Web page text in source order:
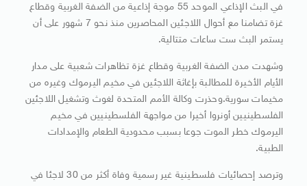
في البث الإذاعي الموحد 55 موجة إذاعية من الضفة الغربية وقطاع
غزة تضامنا مع أحوال اللاجئين المحاصرين منذ نحو 7 شهور على أن
يستمر البث ست ساعات متتالية.
وشهدت مدن الضفة الغربية وقطاع غزة تظاهرات شعبية على مدار
الأيام الأخيرة للمطالبة بإغاثة اللاجئين في مخيم اليرموك وغيره من
مخيمات سورية.وحذرت وكالة الأمم المتحدة لغوث وتشغيل اللاجئين
الفلسطينيين أونروا أخيرا من مواجهة الفلسطينيين في مخيم
اليرموك خطر الموت جوعا بسبب محدودية الطعام والإمدادات
الطبية.
وترصد إحصائيات فلسطينية غير رسمية وفاة أكثر من 30 لاجئا في